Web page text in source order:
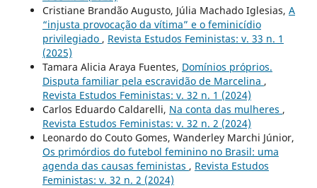
Cristiane Brandão Augusto, Júlia Machado Iglesias, A
“injusta provocação da vítima” e o feminicídio
privilegiado , Revista Estudos Feministas: v. 33 n. 1
(2025)
Tamara Alicia Araya Fuentes, Domínios próprios.
Disputa familiar pela escravidão de Marcelina ,
Revista Estudos Feministas: v. 32 n. 1 (2024)
Carlos Eduardo Caldarelli, Na conta das mulheres ,
Revista Estudos Feministas: v. 32 n. 2 (2024)
Leonardo do Couto Gomes, Wanderley Marchi Júnior,
Os primórdios do futebol feminino no Brasil: uma
agenda das causas feministas , Revista Estudos
Feministas: v. 32 n. 2 (2024)